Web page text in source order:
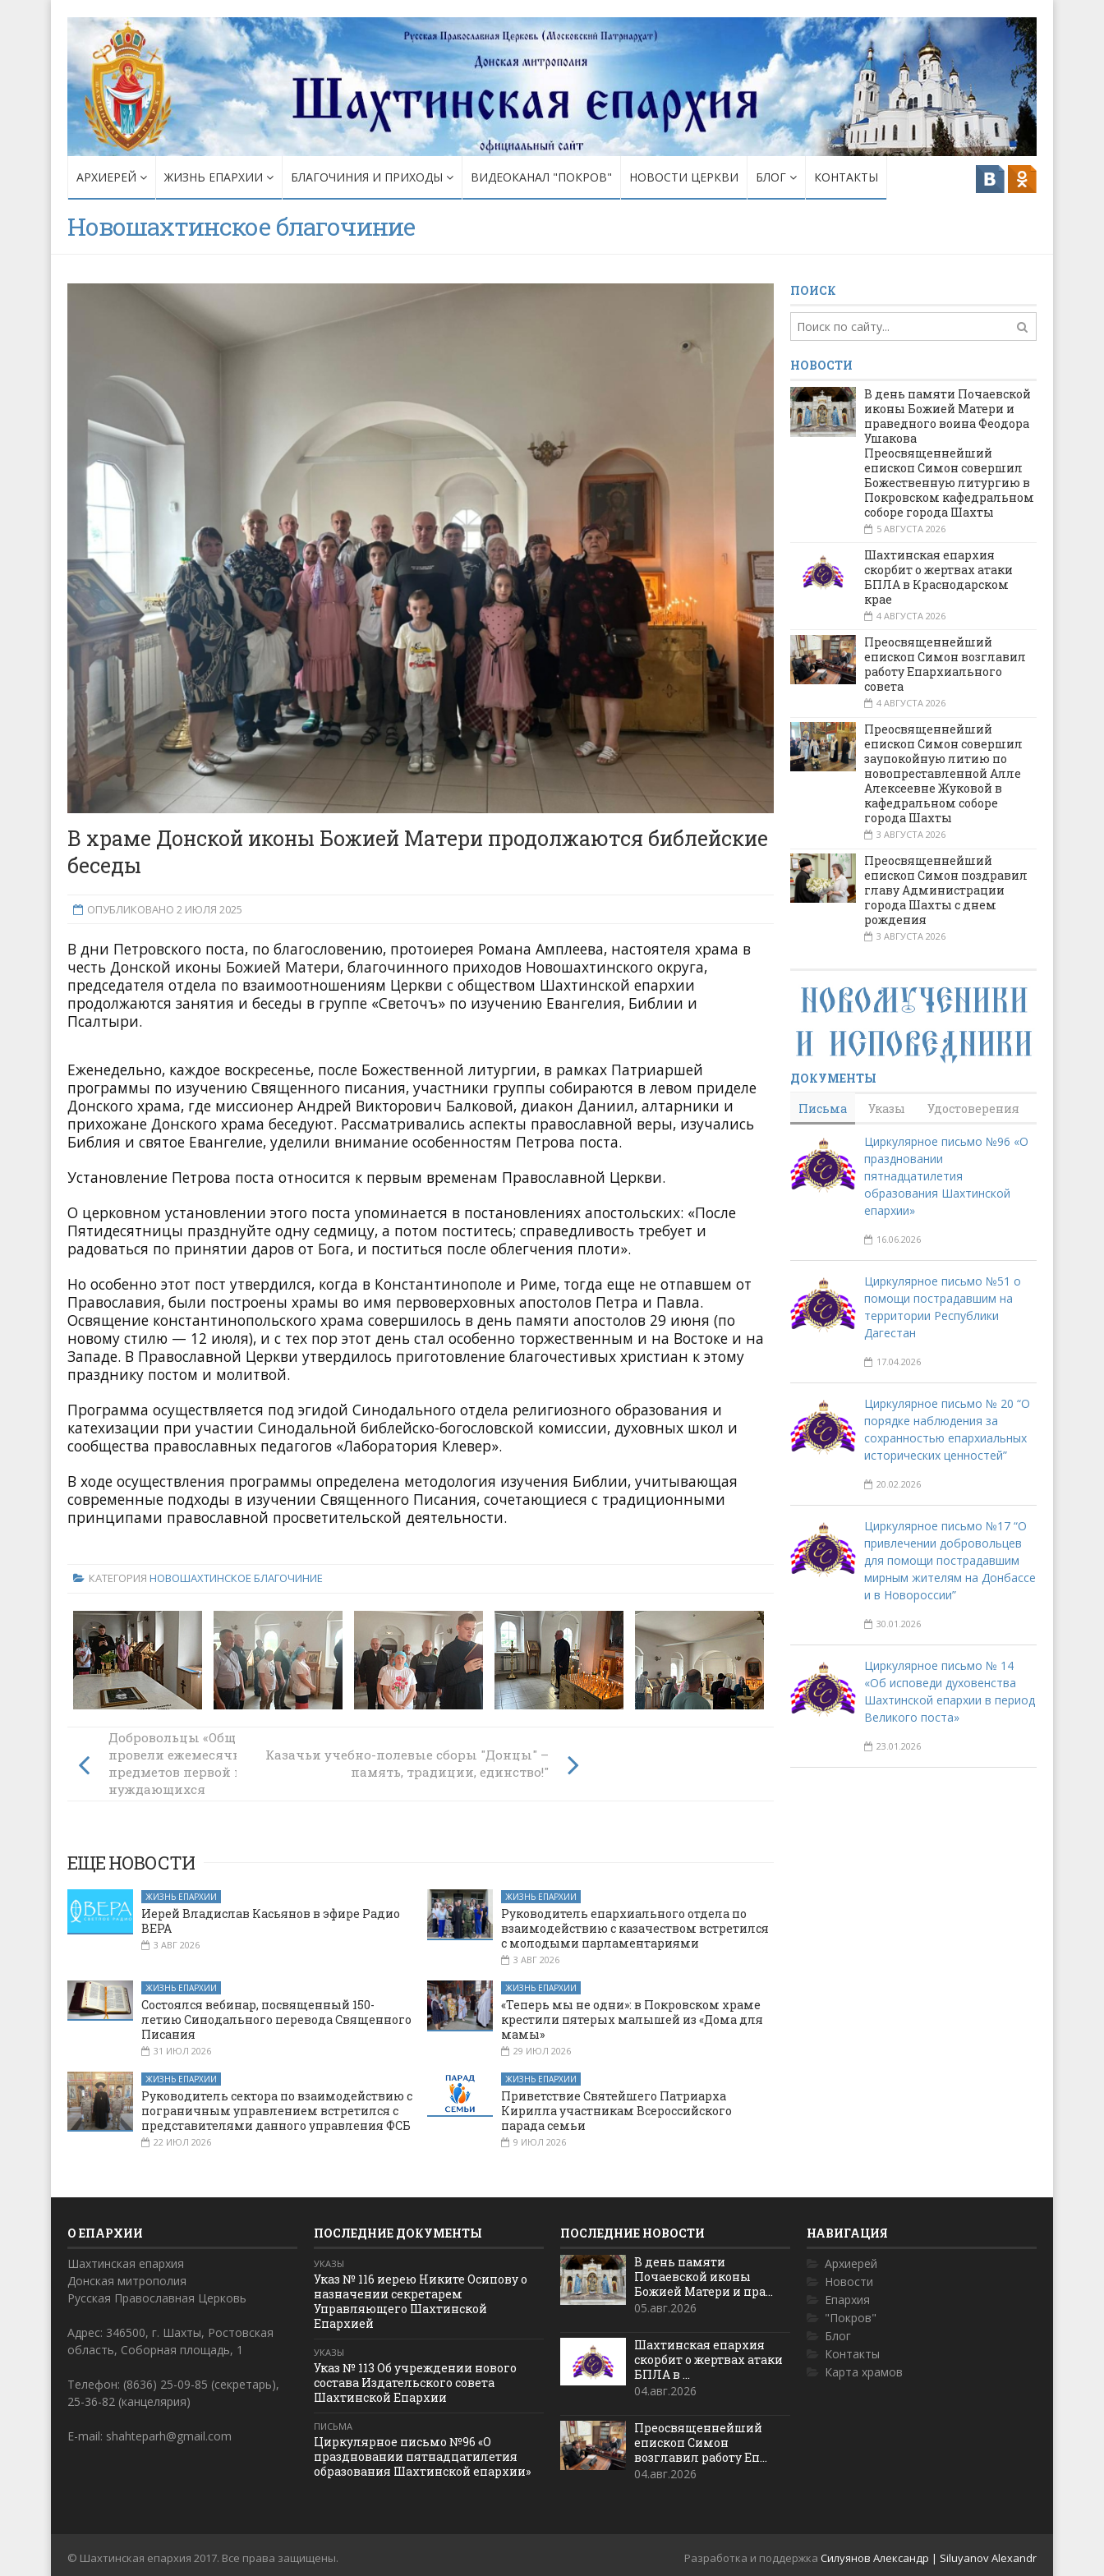
АРХИЕРЕЙ ЖИЗНЬ ЕПАРХИИ БЛАГОЧИНИЯ И ПРИХОДЫ ВИДЕОКАНАЛ "ПОКРОВ" НОВОСТИ ЦЕРКВИ БЛОГ КОНТАКТЫ
Новошахтинское благочиние
В храме Донской иконы Божией Матери продолжаются библейские
беседы
ОПУБЛИКОВАНО 2 ИЮЛЯ 2025
В дни Петровского поста, по благословению, протоиерея Романа Амплеева, настоятеля храма в
честь Донской иконы Божией Матери, благочинного приходов Новошахтинского округа,
председателя отдела по взаимоотношениям Церкви с обществом Шахтинской епархии
продолжаются занятия и беседы ​в группе «Светочъ» по изучению Евангелия, Библии и
Псалтыри.
Еженедельно, каждое воскресенье, после Божественной литургии, в рамках Патриаршей
программы по изучению Священного писания, участники группы собираются в левом приделе
Донского храма, где миссионер Андрей Викторович Балковой, диакон Даниил, алтарники и
прихожане Донского храма беседуют. Рассматривались аспекты православной веры, изучались
Библия и святое Евангелие, уделили внимание особенностям Петрова поста.
Установление Петрова поста относится к первым временам Православной Церкви.
О церковном установлении этого поста упоминается в постановлениях апостольских: «После
Пятидесятницы празднуйте одну седмицу, а потом поститесь; справедливость требует и
радоваться по принятии даров от Бога, и поститься после облегчения плоти».
Но особенно этот пост утвердился, когда в Константинополе и Риме, тогда еще не отпавшем от
Православия, были построены храмы во имя первоверховных апостолов Петра и Павла.
Освящение константинопольского храма совершилось в день памяти апостолов 29 июня (по
новому стилю — 12 июля), и с тех пор этот день стал особенно торжественным и на Востоке и на
Западе. В Православной Церкви утвердилось приготовление благочестивых христиан к этому
празднику постом и молитвой.
Программа осуществляется под эгидой Синодального отдела религиозного образования и
катехизации при участии Синодальной библейско-богословской комиссии, духовных школ и
сообщества православных педагогов «Лаборатория Клевер».
В ходе осуществления программы определена методология изучения Библии, учитывающая
современные подходы в изучении Священного Писания, сочетающиеся с традиционными
принципами православной просветительской деятельности.
КАТЕГОРИЯ НОВОШАХТИНСКОЕ БЛАГОЧИНИЕ
Добровольцы «Общины Милосердия»
провели ежемесячную акцию по сбору
предметов первой необходимости для
нуждающихся
Казачьи учебно-полевые сборы "Донцы" –
память, традиции, единство!"
ЕЩЕ НОВОСТИ
ЖИЗНЬ ЕПАРХИИ
Иерей Владислав Касьянов в эфире Радио
ВЕРА
3 АВГ 2026
ЖИЗНЬ ЕПАРХИИ
Руководитель епархиального отдела по
взаимодействию с казачеством встретился
с молодыми парламентариями
3 АВГ 2026
ЖИЗНЬ ЕПАРХИИ
Состоялся вебинар, посвященный 150-
летию Синодального перевода Священного
Писания
31 ИЮЛ 2026
ЖИЗНЬ ЕПАРХИИ
«Теперь мы не одни»: в Покровском храме
крестили пятерых малышей из «Дома для
мамы»
29 ИЮЛ 2026
ЖИЗНЬ ЕПАРХИИ
Руководитель сектора по взаимодействию с
пограничным управлением встретился с
представителями данного управления ФСБ
22 ИЮЛ 2026
ЖИЗНЬ ЕПАРХИИ
Приветствие Святейшего Патриарха
Кирилла участникам Всероссийского
парада семьи
9 ИЮЛ 2026
ПОИСК
НОВОСТИ
В день памяти Почаевской
иконы Божией Матери и
праведного воина Феодора
Ушакова
Преосвященнейший
епископ Симон совершил
Божественную литургию в
Покровском кафедральном
соборе города Шахты
5 АВГУСТА 2026
Шахтинская епархия
скорбит о жертвах атаки
БПЛА в Краснодарском
крае
4 АВГУСТА 2026
Преосвященнейший
епископ Симон возглавил
работу Епархиального
совета
4 АВГУСТА 2026
Преосвященнейший
епископ Симон совершил
заупокойную литию по
новопреставленной Алле
Алексеевне Жуковой в
кафедральном соборе
города Шахты
3 АВГУСТА 2026
Преосвященнейший
епископ Симон поздравил
главу Администрации
города Шахты с днем
рождения
3 АВГУСТА 2026
ДОКУМЕНТЫ
Письма
Указы Удостоверения
Циркулярное письмо №96 «О
праздновании
пятнадцатилетия
образования Шахтинской
епархии»
16.06.2026
Циркулярное письмо №51 о
помощи пострадавшим на
территории Республики
Дагестан
17.04.2026
Циркулярное письмо № 20 “О
порядке наблюдения за
сохранностью епархиальных
исторических ценностей”
20.02.2026
Циркулярное письмо №17 “О
привлечении добровольцев
для помощи пострадавшим
мирным жителям на Донбассе
и в Новороссии”
30.01.2026
Циркулярное письмо № 14
«Об исповеди духовенства
Шахтинской епархии в период
Великого поста»
23.01.2026
О ЕПАРХИИ
Шахтинская епархия
Донская митрополия
Русская Православная Церковь
Адрес: 346500, г. Шахты, Ростовская
область, Соборная площадь, 1
Телефон: (8636) 25-09-85 (секретарь),
25-36-82 (канцелярия)
E-mail: shahteparh@gmail.com
ПОСЛЕДНИЕ ДОКУМЕНТЫ
УКАЗЫ
Указ № 116 иерею Никите Осипову о
назначении секретарем
Управляющего Шахтинской
Епархией
УКАЗЫ
Указ № 113 Об учреждении нового
состава Издательского совета
Шахтинской Епархии
ПИСЬМА
Циркулярное письмо №96 «О
праздновании пятнадцатилетия
образования Шахтинской епархии»
ПОСЛЕДНИЕ НОВОСТИ
В день памяти
Почаевской иконы
Божией Матери и пра...
05.авг.2026
Шахтинская епархия
скорбит о жертвах атаки
БПЛА в ...
04.авг.2026
Преосвященнейший
епископ Симон
возглавил работу Еп...
04.авг.2026
НАВИГАЦИЯ
Архиерей
Новости
Епархия
"Покров"
Блог
Контакты
Карта храмов
© Шахтинская епархия 2017. Все права защищены. Разработка и поддержка Силуянов Александр | Siluyanov Alexandr